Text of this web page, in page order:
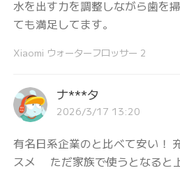
水を出す力を調整しながら歯を
ても満足してます。
Xiaomi ウォーターフロッサー 2
ナ***タ
2026/3/17 13:20
有名日系企業のと比べて安い！
スメ ただ家族で使うとなると